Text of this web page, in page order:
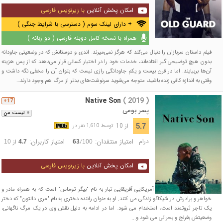
امکان پخش آنلاین با زیرنویس فارسی
+ دارای لینک سوم ( دسترسی با شرایط جنگی )
همراه با نسخه کامل دوبله فارسی ( دو زبانه )
فیلم داستان سربازان را دنبال می‌کند که هرگز نمی‌میرند. اندی و دوستانش که در وضعیتی جاودانه
بدون هیچ توضیحی گیر افتاده‌اند، خدمات خود را در اختیار کسانی قرار می‌دهند که از پس هزینه‌
آن‌ها بربیایند. اما در قرن بیست و یکم جاودانگی رازی نیست که بتوان آن را مخفی نگه داشت و
وقتی به اندازه کافی زنده باشید، متوجه می‌شوید سرنوشت‌های بدتر از مرگ هم وجود دارند…
+ لیست من
17+ Native Son ( 2019 )
پسر بومی
5.7 از 10 توسط 1,610 نفر در
درام امتیاز منتقدان: 63/100 امتیاز کاربران: 4.7از 10
امکان پخش آنلاین با زیرنویس فارسی
فیلم درباره یک مرد جوان آمریکاییِ آفریقایی تبار به نام "بیگر توماس" است که به همراه مادر و
خواهر و برادرش در شیکاگو زندگی می کنند. او به عنوان راننده دختری به نام "مری دالتون" که دختر
یک تاجر ثروتمند است، استخدام می شود. اما در ادامه به دلیل نقش وی در یک مرگ ناگهانی،
وضعیتش بغرنج و بحرانی می شود و...